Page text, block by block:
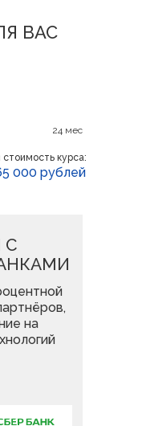
ВАС
24 мес
000 рублей
стоимость курса:
С
на